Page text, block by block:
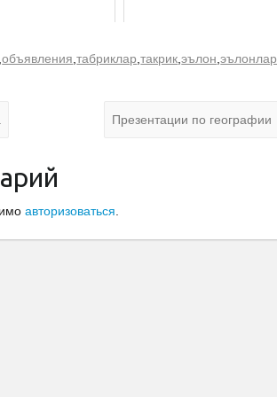
,объявления ,табриклар ,такрик ,эълон ,эълонлар
Презентации по географии
авторизоваться